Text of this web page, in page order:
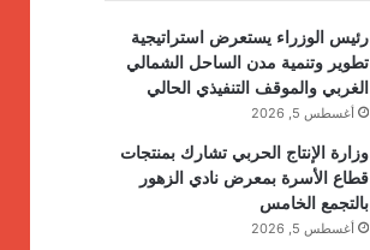
رئيس الوزراء يستعرض استراتيجية
تطوير وتنمية مدن الساحل الشمالي
الغربي والموقف التنفيذي الحالي
أغسطس 5, 2026
وزارة الإنتاج الحربي تشارك بمنتجات
قطاع الأسرة بمعرض نادي الزهور
بالتجمع الخامس
أغسطس 5, 2026